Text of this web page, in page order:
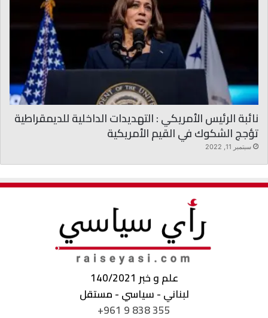
نائبة الرئيس الأمريكي : التهديدات الداخلية للديمقراطية
تؤجج الشكوك في القيم الأمريكية
سبتمبر 11, 2022
علم و خبر 140/2021
لبناني - سياسي - مستقل
+961 9 838 355